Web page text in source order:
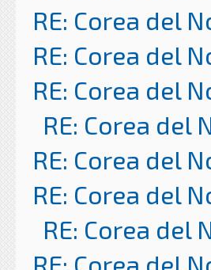
RE: Corea del
RE: Corea del
RE: Corea del
RE: Corea del
RE: Corea del
RE: Corea del
RE: Corea del
RE: Corea del